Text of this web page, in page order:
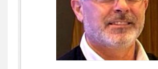
עו"ד אשרף שחאדה
פלילי פשיעה חמורה מעצרים וחקירות
תעבורה
0549535659
רעות כהן – משרד עורכי דין